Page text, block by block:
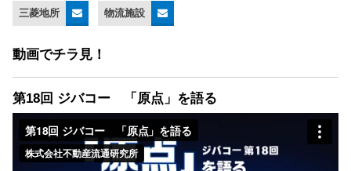
三菱地所 物流施設
動画でチラ見！
第18回 ジバコー 「原点」を語る